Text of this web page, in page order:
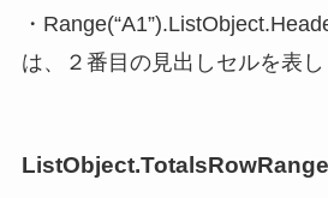
・
は、２番目の見出しセルを表し
ListObject.TotalsRowRange